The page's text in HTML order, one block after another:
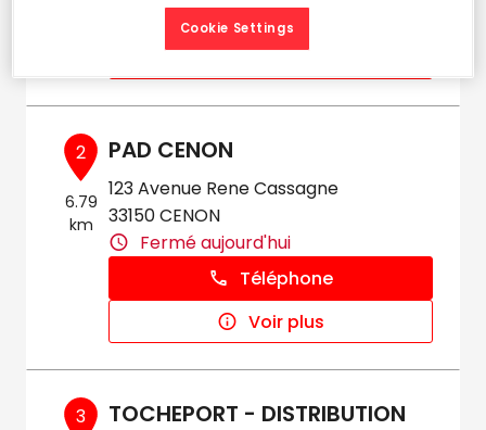
Téléphone
Voir plus
2
6.79
km
PAD CENON
123 Avenue Rene Cassagne
33150 CENON
Fermé aujourd'hui
Téléphone
Voir plus
3
TOCHEPORT - DISTRIBUTION
Cookie Settings